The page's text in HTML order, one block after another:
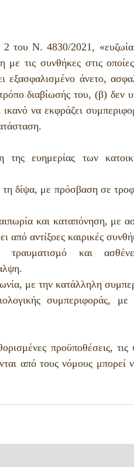
του Ν. 4830/2021,
τις συνθήκες στις
εξασφαλισμένο άνετο,
διαβίωσής του, (β) δεν
να εκφράζει
της ευημερίας των
τη δίψα, με πρόσβαση σε
και καταπόνηση, με
από αντίξοες καιρικές
και
με την κατάλληλη
συμπεριφοράς,
προϋποθέσεις, τις
από τους νόμους μπορεί